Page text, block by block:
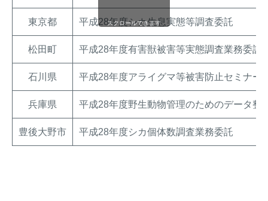
東京都 平成28年度シカ生息実態等調査委託
松田町 平成28年度有害獣被害等実態調査業務委託
石川県 平成28年度アライグマ等被害防止セミナー
兵庫県 平成28年度野生動物管理のためのデータ整
豊後大野市 平成28年度シカ個体数調査業務委託
スクロールできます